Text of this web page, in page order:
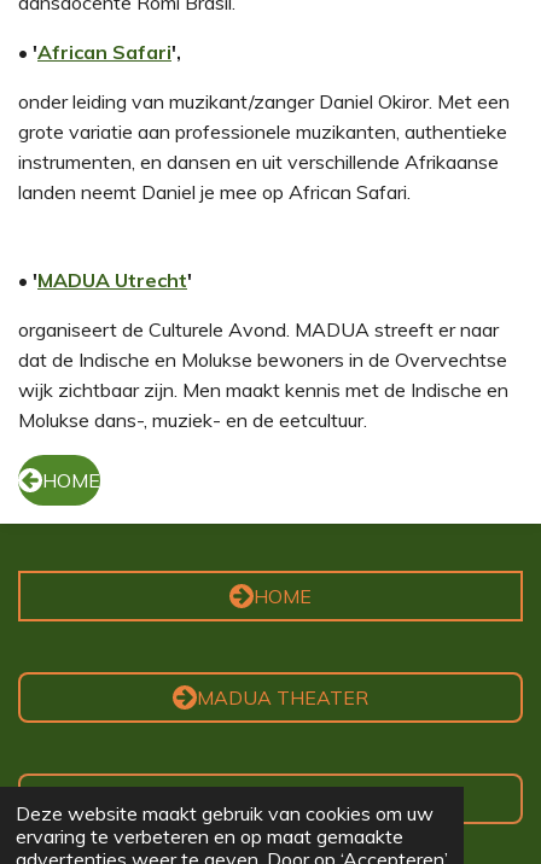
Deze website maakt gebruik van cookies om uw
ervaring te verbeteren en op maat gemaakte
• 'African Safari',
onder leiding van muzikant/zanger Daniel Okiror. Met een
grote variatie aan professionele muzikanten, authentieke
instrumenten, en dansen en uit verschillende Afrikaanse
landen neemt Daniel je mee op African Safari.
• 'MADUA Utrecht'
organiseert de Culturele Avond. MADUA streeft er naar
dat de Indische en Molukse bewoners in de Overvechtse
wijk zichtbaar zijn. Men maakt kennis met de Indische en
Molukse dans-, muziek- en de eetcultuur.
HOME
HOME
MADUA THEATER